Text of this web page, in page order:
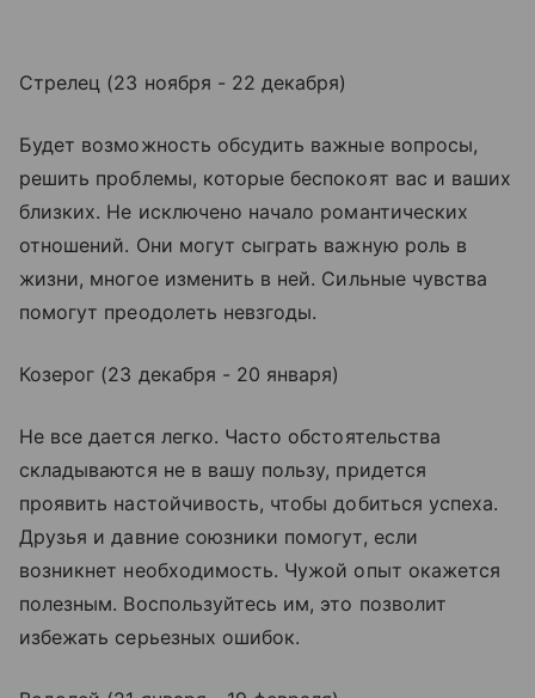
Стрелец (23 ноября - 22 декабря)
Будет возможность обсудить важные вопросы,
решить проблемы, которые беспокоят вас и ваших
близких. Не исключено начало романтических
отношений. Они могут сыграть важную роль в
жизни, многое изменить в ней. Сильные чувства
помогут преодолеть невзгоды.
Козерог (23 декабря - 20 января)
Не все дается легко. Часто обстоятельства
складываются не в вашу пользу, придется
проявить настойчивость, чтобы добиться успеха.
Друзья и давние союзники помогут, если
возникнет необходимость. Чужой опыт окажется
полезным. Воспользуйтесь им, это позволит
избежать серьезных ошибок.